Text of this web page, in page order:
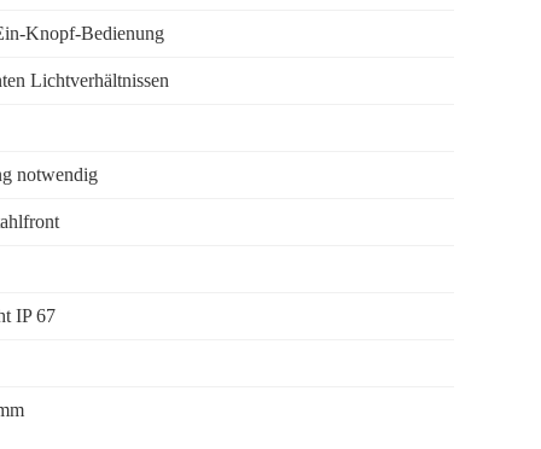
Knopf-Bedienung
Lichtverhältnissen
notwendig
IP 67